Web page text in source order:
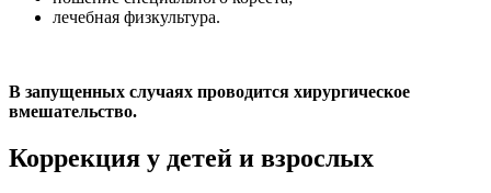
лечебная физкультура.
В запущенных случаях проводится хирургическое
вмешательство.
Коррекция у детей и взрослых